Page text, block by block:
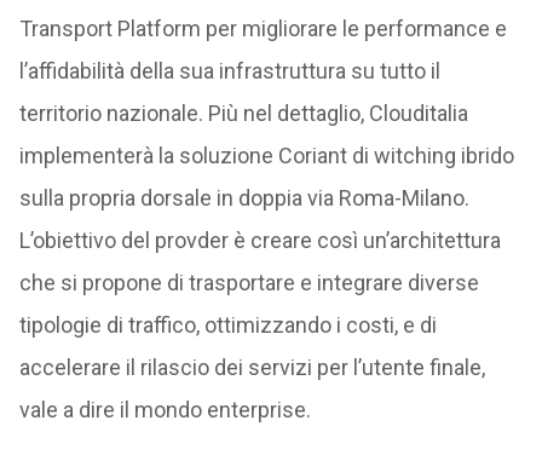
Transport Platform per migliorare le performance e
l’affidabilità della sua infrastruttura su tutto il
territorio nazionale. Più nel dettaglio, Clouditalia
implementerà la soluzione Coriant di witching ibrido
sulla propria dorsale in doppia via Roma-Milano.
L’obiettivo del provder è creare così un’architettura
che si propone di trasportare e integrare diverse
tipologie di traffico, ottimizzando i costi, e di
accelerare il rilascio dei servizi per l’utente finale,
vale a dire il mondo enterprise.